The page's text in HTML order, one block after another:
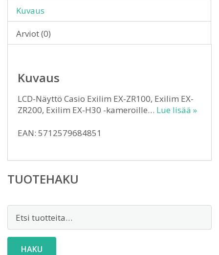
Kuvaus
Arviot (0)
Kuvaus
LCD-Näyttö Casio Exilim EX-ZR100, Exilim EX-
ZR200, Exilim EX-H30 -kameroille… Lue lisää »
EAN: 5712579684851
TUOTEHAKU
HAKU